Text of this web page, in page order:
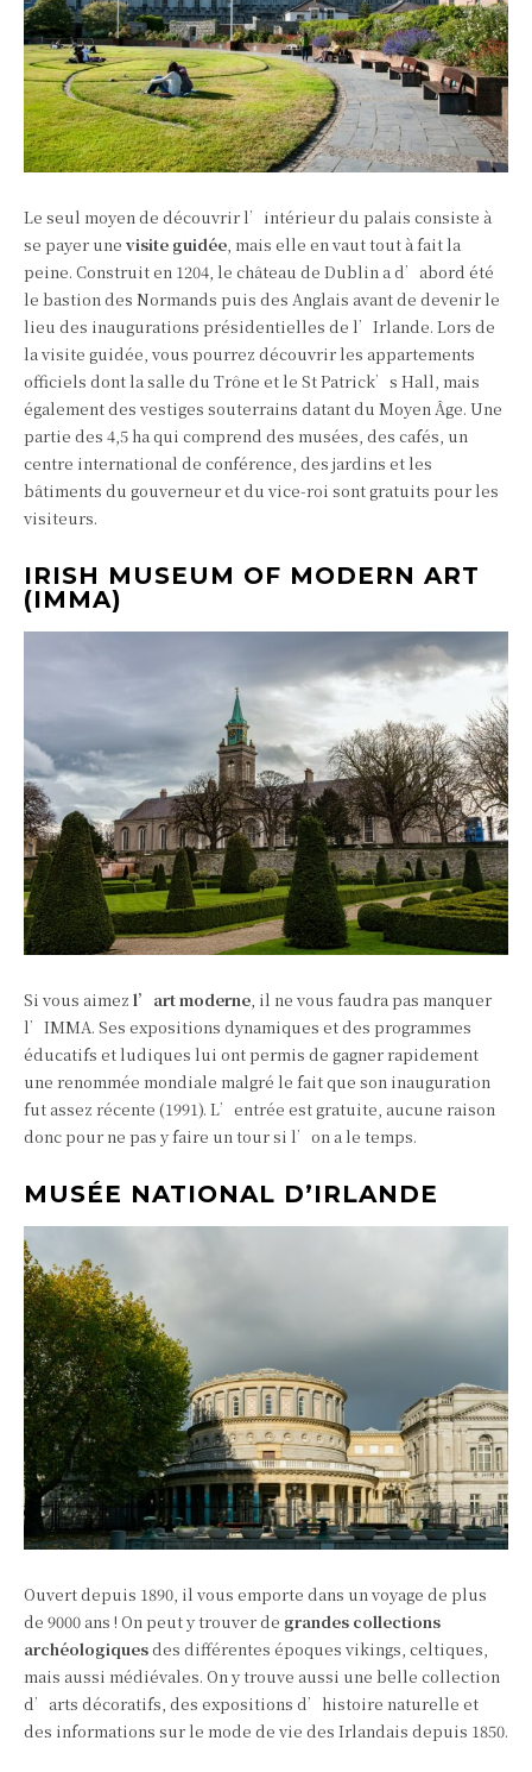
Le seul moyen de découvrir l’intérieur du palais consiste à
se payer une visite guidée , mais elle en vaut tout à fait la
peine. Construit en 1204, le château de Dublin a d’abord été
le bastion des Normands puis des Anglais avant de devenir le
lieu des inaugurations présidentielles de l’Irlande. Lors de
la visite guidée, vous pourrez découvrir les appartements
officiels dont la salle du Trône et le St Patrick’s Hall, mais
également des vestiges souterrains datant du Moyen Âge. Une
partie des 4,5 ha qui comprend des musées, des cafés, un
centre international de conférence, des jardins et les
bâtiments du gouverneur et du vice-roi sont gratuits pour les
visiteurs.
IRISH MUSEUM OF MODERN ART
(IMMA)
Si vous aimez l’art moderne , il ne vous faudra pas manquer
l’IMMA. Ses expositions dynamiques et des programmes
éducatifs et ludiques lui ont permis de gagner rapidement
une renommée mondiale malgré le fait que son inauguration
fut assez récente (1991). L’entrée est gratuite, aucune raison
donc pour ne pas y faire un tour si l’on a le temps.
MUSÉE NATIONAL D’IRLANDE
Ouvert depuis 1890, il vous emporte dans un voyage de plus
de 9000 ans ! On peut y trouver de grandes collections
archéologiquesdes différentes époques vikings, celtiques,
mais aussi médiévales. On y trouve aussi une belle collection
d’arts décoratifs, des expositions d’histoire naturelle et
des informations sur le mode de vie des Irlandais depuis 1850.